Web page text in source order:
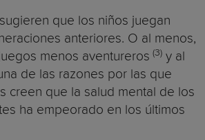
que los niños juegan
anteriores. O al menos,
menos aventureros (3) y al
de las razones por las que
creen que la salud mental de los
ha empeorado en los últimos